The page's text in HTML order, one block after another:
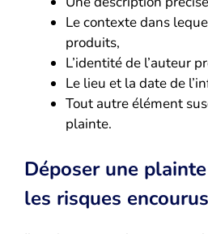
Le contexte dans
produits,
L’identité de l’auteur
Le lieu et la date de
Tout autre élément
plainte.
Déposer une
les risques encourus